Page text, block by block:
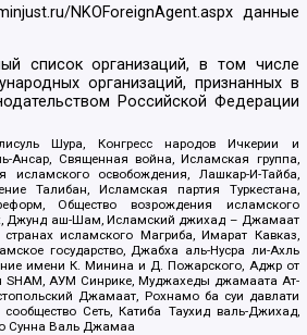
NKOForeignAgent.aspxданные
список организаций, в том числе
организаций, признанных в
Российской Федерации
Шура, Конгресс народов Ичкерии и
Ансар, Священная война, Исламская группа,
исламского освобождения, Лашкар-И-Тайба,
Талибан, Исламская партия Туркестана,
Общество возрождения исламского
Джунд аш-Шам, Исламский джихад – Джамаат
исламского Магриба, Имарат Кавказ,
государство, Джабха аль-Нусра ли-Ахль
имени К. Минина и Д. Пожарского, Аджр от
SHAM, АУМ Синрике, Муджахеды джамаата Ат-
Джамаат, Рохнамо ба суи давлати
сообщество Сеть, Катиба Таухид валь-Джихад,
Сунна Валь Джамаа